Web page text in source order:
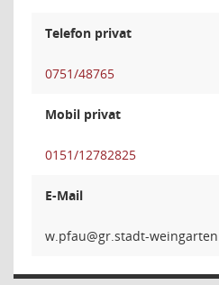
Telefon privat
0751/48765
Mobil privat
0151/12782825
E-Mail
uaf